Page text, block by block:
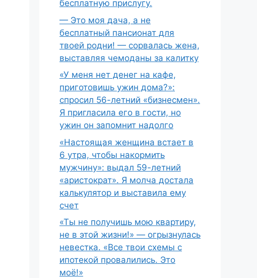
бесплатную прислугу.
— Это моя дача, а не
бесплатный пансионат для
твоей родни! — сорвалась жена,
выставляя чемоданы за калитку
«У меня нет денег на кафе,
приготовишь ужин дома?»:
спросил 56-летний «бизнесмен».
Я пригласила его в гости, но
ужин он запомнит надолго
«Настоящая женщина встает в
6 утра, чтобы накормить
мужчину»: выдал 59-летний
«аристократ». Я молча достала
калькулятор и выставила ему
счет
«Ты не получишь мою квартиру,
не в этой жизни!» — огрызнулась
невестка. «Все твои схемы с
ипотекой провалились. Это
моё!»